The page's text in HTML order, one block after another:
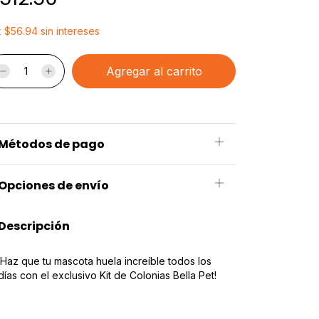
$56.94 sin intereses
de pago
de envío
que tu mascota huela increíble todos los
con el exclusivo Kit de Colonias Bella Pet!